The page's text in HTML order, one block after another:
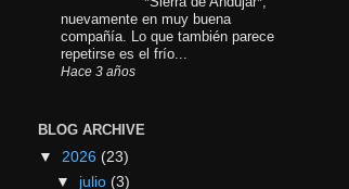
nuevamente en muy buena
compañía. Lo que también parece
repetirse es el frío...
Hace 3 años
BLOG ARCHIVE
▼ 2026 (23)
▼ julio (3)